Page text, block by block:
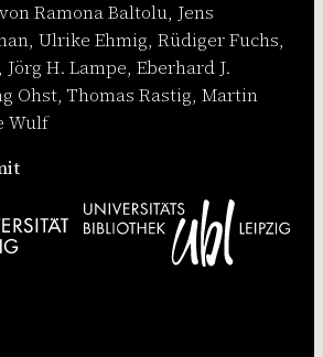
Ramona Baltolu, Jens
Ulrike Ehmig, Rüdiger Fuchs,
H. Lampe, Eberhard J.
Ohst, Thomas Rastig, Martin
Wulf